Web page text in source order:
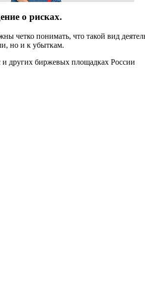
о рисках.
четко понимать, что такой вид
но и к убыткам.
и других биржевых площадках России